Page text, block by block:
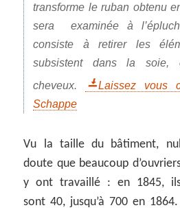
transforme le ruban obtenu
sera examinée à
consiste à retirer les
subsistent dans la soie,
cheveux.
Laissez vous
Schappe
Vu la taille du bâtiment, nul
doute que beaucoup
y ont travaillé : en 1845,
sont 40, jusqu’à 700 en